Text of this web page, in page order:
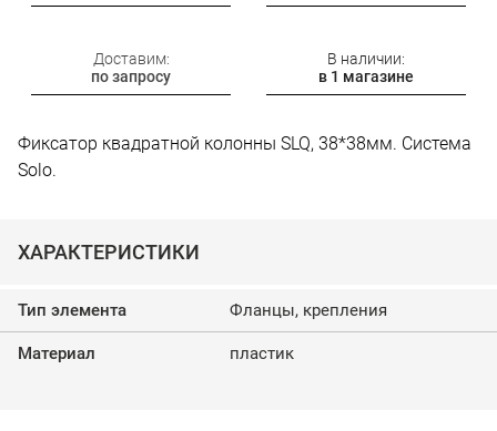
Доставим:
по запросу
В наличии:
в 1 магазине
Фиксатор квадратной колонны SLQ, 38*38мм. Система
Solo.
ХАРАКТЕРИСТИКИ
Тип элемента Фланцы, крепления
Материал пластик